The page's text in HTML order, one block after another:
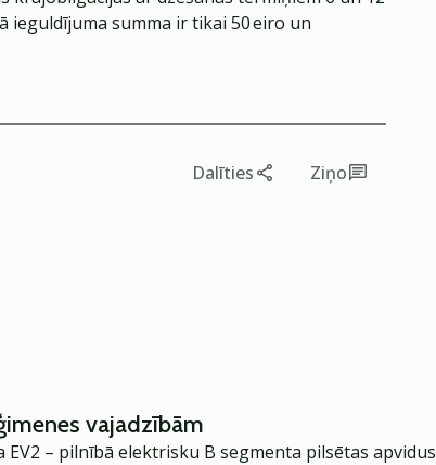
ieguldījuma summa ir tikai 50 eiro un
Dalīties Ziņo
vajadzībām
– pilnībā elektrisku B segmenta pilsētas apvidus